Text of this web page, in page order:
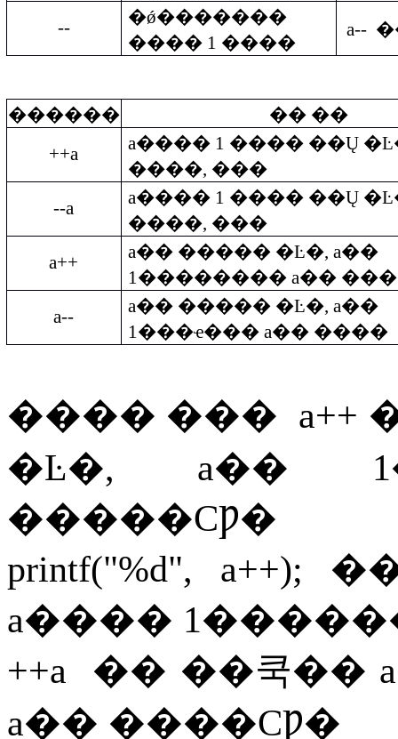
--
�ǿ�������
���� 1 ����
a--
������
�� ��
++a
a���� 1 ���� ��Ų
����, ���
--a
a���� 1 ���� ��Ų
����, ���
a++
a�� ����� �Ŀ�, a��
1�������� a��
a--
a�� ����� �Ŀ�, a��
1���ҽ��� a�� ����
���� ��� a++
�Ŀ�, a�� 1
�����ϹǷ�
printf("%d", a++);
a���� 1
++a
�� ��쿡�� a
a�� ����ϹǷ�